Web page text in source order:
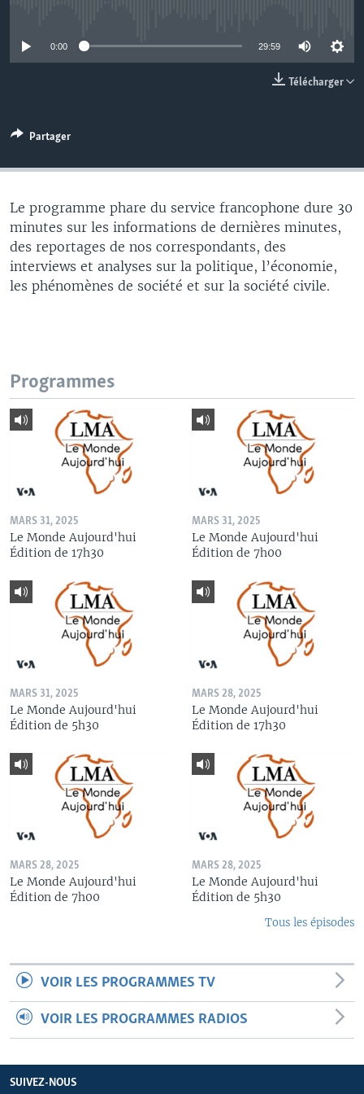
0:00 29:59
Télécharger
Partager
Le programme phare du service francophone dure 30
minutes sur les informations de dernières minutes,
des reportages de nos correspondants, des
interviews et analyses sur la politique, l’économie,
les phénomènes de société et sur la société civile.
Programmes
MARS 31, 2025
Le Monde Aujourd'hui
Édition de 17h30
MARS 31, 2025
Le Monde Aujourd'hui
Édition de 7h00
MARS 31, 2025
Le Monde Aujourd'hui
Édition de 5h30
MARS 28, 2025
Le Monde Aujourd'hui
Édition de 17h30
MARS 28, 2025
Le Monde Aujourd'hui
Édition de 7h00
MARS 28, 2025
Le Monde Aujourd'hui
Édition de 5h30
Tous les épisodes
VOIR LES PROGRAMMES TV
VOIR LES PROGRAMMES RADIOS
SUIVEZ-NOUS